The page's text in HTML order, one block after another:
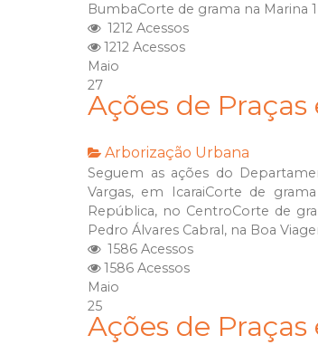
BumbaCorte de grama na Marina 1
1212 Acessos
1212 Acessos
Maio
27
Ações de
Arborização Urbana
Seguem as ações do
Vargas, em IcaraiCorte de
República, no CentroCorte de
Pedro Álvares Cabral, na Boa
1586 Acessos
1586 Acessos
Maio
25
Ações de